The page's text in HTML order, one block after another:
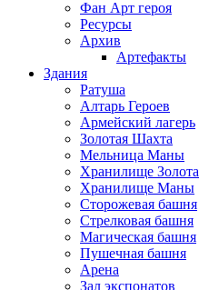
Фан Арт героя
Ресурсы
Архив
Артефакты
Здания
Ратуша
Алтарь Героев
Армейский лагерь
Золотая Шахта
Мельница Маны
Хранилище Золота
Хранилище Маны
Сторожевая башня
Стрелковая башня
Магическая башня
Пушечная башня
Арена
Зал экспонатов